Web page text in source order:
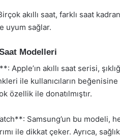
akıllı saat, farklı saat
uyum sağlar.
Modelleri
Apple’ın akıllı saat serisi,
ile kullanıcıların
özellik ile donatılmıştır.
Samsung’un bu modeli,
ile dikkat çeker. Ayrıca,